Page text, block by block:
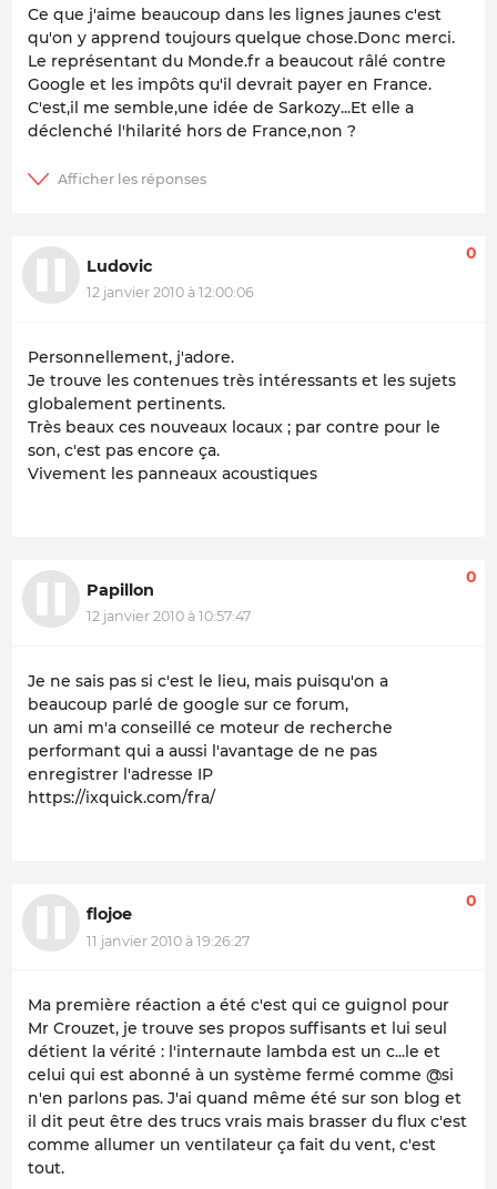
Ce que j'aime beaucoup dans les lignes jaunes c'est
qu'on y apprend toujours quelque chose.Donc merci.
Le représentant du Monde.fr a beaucout râlé contre
Google et les impôts qu'il devrait payer en France.
C'est,il me semble,une idée de Sarkozy...Et elle a
déclenché l'hilarité hors de France,non ?
Ludovic
12 janvier 2010 à 12:00:06
0
Personnellement, j'adore.
Je trouve les contenues très intéressants et les sujets
globalement pertinents.
Très beaux ces nouveaux locaux ; par contre pour le
son, c'est pas encore ça.
Vivement les panneaux acoustiques
Papillon
12 janvier 2010 à 10:57:47
0
Je ne sais pas si c'est le lieu, mais puisqu'on a
beaucoup parlé de google sur ce forum,
un ami m'a conseillé ce moteur de recherche
performant qui a aussi l'avantage de ne pas
enregistrer l'adresse IP
https://ixquick.com/fra/
flojoe
11 janvier 2010 à 19:26:27
0
Ma première réaction a été c'est qui ce guignol pour
Mr Crouzet, je trouve ses propos suffisants et lui seul
détient la vérité : l'internaute lambda est un c...le et
celui qui est abonné à un système fermé comme @si
n'en parlons pas. J'ai quand même été sur son blog et
il dit peut être des trucs vrais mais brasser du flux c'est
comme allumer un ventilateur ça fait du vent, c'est
tout.